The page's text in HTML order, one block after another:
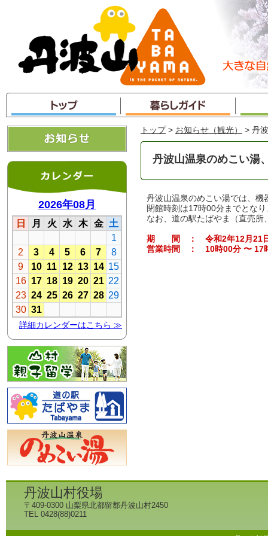
ャ
ン
プ
トップ > お知らせ（観光） > 丹
丹波山温泉のめこい湯
丹波山温泉のめこい湯では、機
閉館時刻は17時00分までとな
なお、道の駅たばやま（直売
期 間 ： 令和2年12月21日
営業時間 ： 10時00分 〜 17
丹波山村役場
〒409-0300 山梨県北都留郡丹波山村2450
TEL 0428(88)0211